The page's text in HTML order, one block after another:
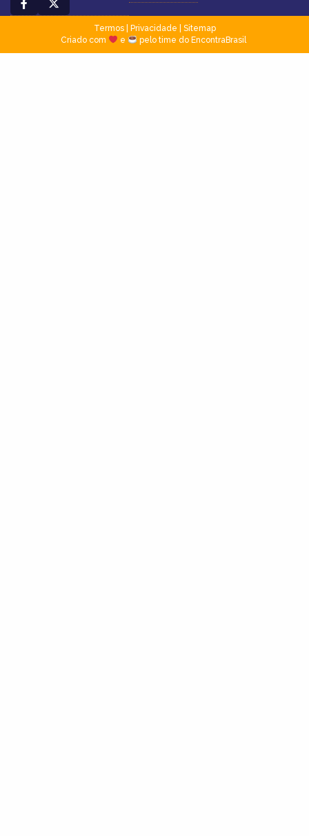
Termos| Privacidade
Sitemap
Criado com
e pelo time do EncontraBrasil